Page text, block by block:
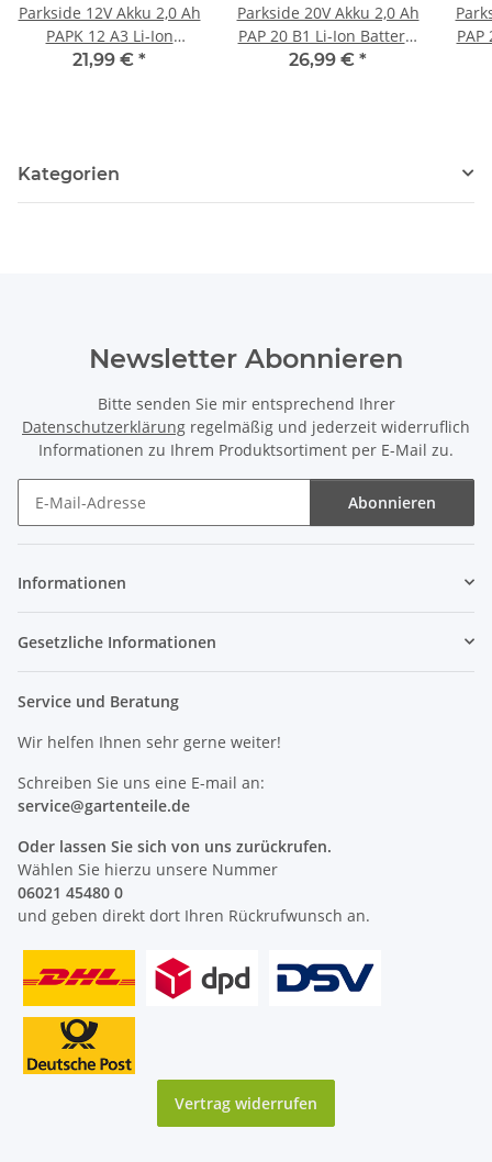
Parkside 12V Akku 2,0 Ah
PAPK 12 A3 Li-Ion
Batterie EU für Geräte
21,99 € *
Parkside 20V Akku 2,0 Ah
PAP 20 B1 Li-Ion Batterie
EU für Geräte der
26,99 € *
Kategorien
Newsletter Abonnieren
Bitte senden Sie mir entsprechend Ihrer
Datenschutzerklärung regelmäßig und jederzeit widerruflich
Informationen zu Ihrem Produktsortiment per E-Mail zu.
Abonnieren
Informationen
Gesetzliche Informationen
Service und Beratung
Wir helfen Ihnen sehr gerne weiter!
Schreiben Sie uns eine E-mail an:
service@gartenteile.de
Oder lassen Sie sich von uns zurückrufen.
Wählen Sie hierzu unsere Nummer
06021 45480 0
und geben direkt dort Ihren Rückrufwunsch an.
Vertrag widerrufen